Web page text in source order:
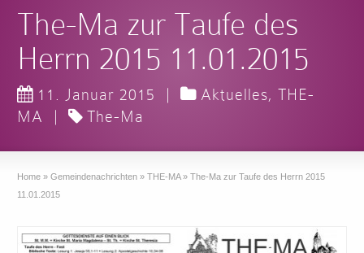
The-Ma zur Taufe des
Herrn 2015 11.01.2015
11. Januar 2015 | Aktuelles,THE-
MA
| The-Ma
Home » Gemeindenachrichten » THE-MA » The-Ma zur Taufe des Herrn 2015
11.01.2015